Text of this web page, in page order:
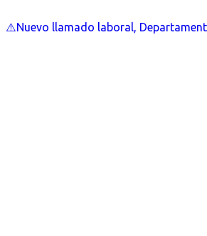
⚠️Nuevo llamado laboral,